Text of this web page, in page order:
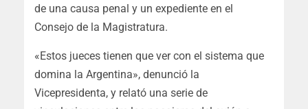
de una causa penal y un expediente en el
Consejo de la Magistratura.
«Estos jueces tienen que ver con el sistema que
domina la Argentina», denunció la
Vicepresidenta, y relató una serie de